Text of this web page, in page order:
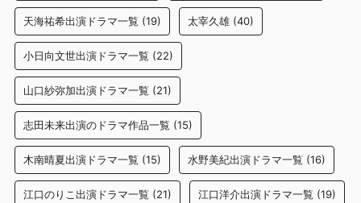
天海祐希出演ドラマ一覧 (19) 太宰久雄 (40)
小日向文世出演ドラマ一覧 (22)
山口紗弥加出演ドラマ一覧 (21)
志田未来出演のドラマ作品一覧 (15)
木南晴夏出演ドラマ一覧 (15) 水野美紀出演ドラマ一覧 (16)
江口のりこ出演ドラマ一覧 (21) 江口洋介出演ドラマ一覧 (19)